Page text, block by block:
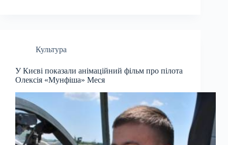
Культура
У Києві показали анімаційний фільм про пілота
Олексія «Мунфіша» Меся